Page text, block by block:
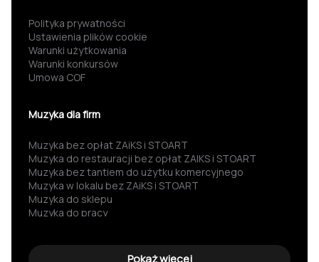
Polityka prywatności
Ustawienia plików cookie
Warunki użytkowania
Warunki konkursów
Umowa COF
Muzyka dla firm
Muzyka bez opłat ZAiKS i STOART
Muzyka do restauracji bez opłat ZAIKS i STOART
Muzyka bez tantiem do użytku komercyjnego
Muzyka w lokalu bez ZAiKS i STOART
Muzyka do sklepu
Muzyka do pracy
Darmowa muzyka do słuchania
Pokaż więcej